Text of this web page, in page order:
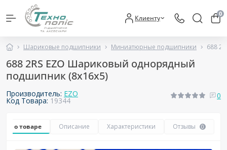
Клиенту 0
Шариковые подшипники Миниатюрные подшипники 688
688 2RS EZO Шариковый однорядный
подшипник (8х16х5)
Производитель: EZO
Код Товара: 19344
0
Все о товаре Описание Характеристики Отзывы 0